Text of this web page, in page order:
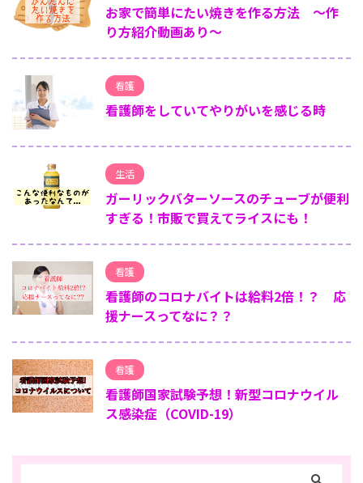
お家で簡単にたい焼きを作る方法 ～作
り方紹介動画あり～
看護
看護師をしていてやりがいを感じる時
生活
ガーリックバターソースのチューブが便利
すぎる！市販で買えてライスにも！
看護
看護師のコロナバイトは給料2倍！？ 応
援ナースってなに？？
看護
看護師国家試験予想！新型コロナウイル
ス感染症（COVID-19）